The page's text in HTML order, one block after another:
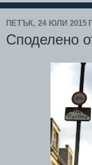
ПЕТЪК, 24 ЮЛИ 2015
Споделено